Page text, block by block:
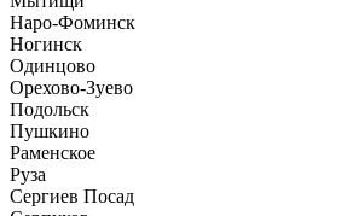
Наро-Фоминск
Ногинск
Одинцово
Орехово-Зуево
Подольск
Пушкино
Раменское
Руза
Сергиев Посад